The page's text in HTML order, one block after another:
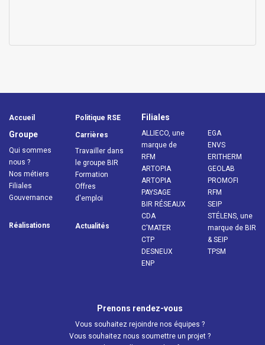
Accueil
Groupe
Qui sommes
nous ?
Nos métiers
Filiales
Gouvernance
Réalisations
Politique RSE
Carrières
Travailler dans
le groupe BIR
Formation
Offres
d'emploi
Actualités
Filiales
ALLIECO, une
marque de
RFM
ARTOPIA
ARTOPIA
PAYSAGE
BIR RÉSEAUX
CDA
C'MATER
CTP
DESNEUX
ENP
EGA
ENVS
ERITHERM
GEOLAB
PROMOFI
RFM
SEIP
STÉLENS, une
marque de BIR
& SEIP
TPSM
Prenons rendez-vous
Vous souhaitez rejoindre nos équipes ?
Vous souhaitez nous soumettre un projet ?